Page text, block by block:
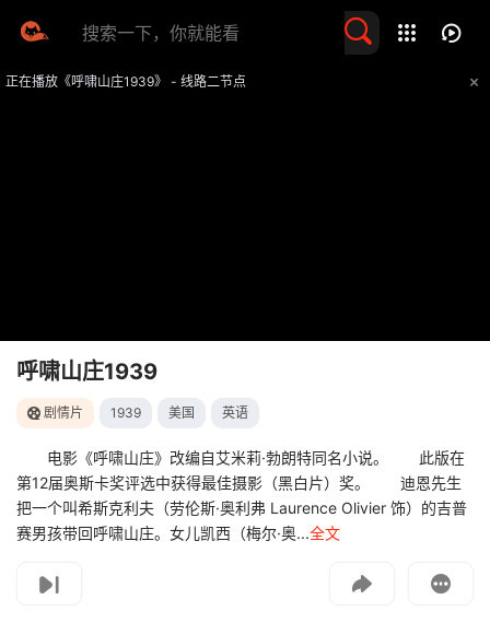
正在播放《呼啸山庄1939》 - 线路二节点
呼啸山庄1939
剧情片 1939 美国 英语
电影《呼啸山庄》改编自艾米莉·勃朗特同名小说。 此版在
第12届奥斯卡奖评选中获得最佳摄影（黑白片）奖。 迪恩先生
把一个叫希斯克利夫（劳伦斯·奥利弗 Laurence Olivier 饰）的吉普
赛男孩带回呼啸山庄。女儿凯西（梅尔·奥...全文
如遇无法播放请提交给我们